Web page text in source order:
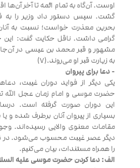
اوست. آن‌گاه به تمام ائمه تا آخر آن‌ها
گشت. سپس دستور داد وزير را به
بحرين معذرت خواست؛ نسبت به
گرامى داشت. ناقل حكايت گفت: اين
مشهور و قبر محمد بن عيسى در
به زيارت قبر او مى‌روند.(7)
- دعا براى پيروان
يكى ديگر از فوايد دوران غيبت،
حضرت موسى و امام زمان عجل الله
اين دوران صورت گرفته است.
بسيارى از پيروان آنان برطرف شده و يا
مقامات معنوى والايى رسيده‌اند.
ديگر عصر غيبت محسوب مى‌شود. در
را همراه مستندات، بيان مى‌كنيم.
الف: دعا كردن حضرت موسى عليه